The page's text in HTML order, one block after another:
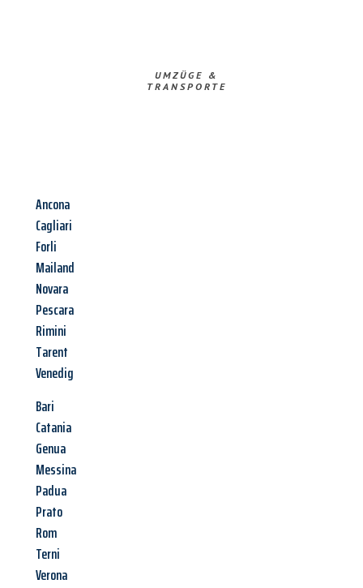
UMZÜGE &
TRANSPORTE
Ancona
Cagliari
Forli
Mailand
Novara
Pescara
Rimini
Tarent
Venedig
Bari
Catania
Genua
Messina
Padua
Prato
Rom
Terni
Verona